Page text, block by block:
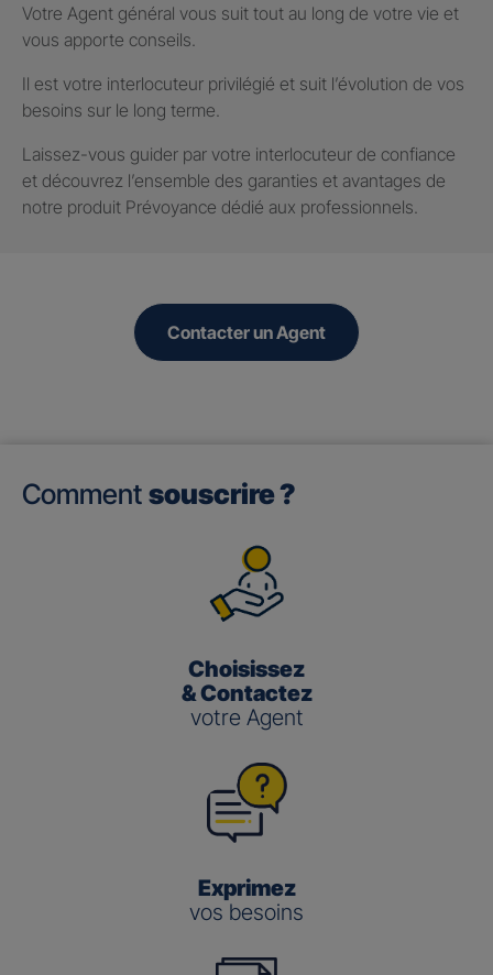
Votre Agent général vous suit tout au long de votre vie et
vous apporte conseils.
Il est votre interlocuteur privilégié et suit l’évolution de vos
besoins sur le long terme.
Laissez-vous guider par votre interlocuteur de confiance
et découvrez l’ensemble des garanties et avantages de
notre produit Prévoyance dédié aux professionnels.
Contacter un Agent
Comment souscrire ?
Choisissez
& Contactez
votre Agent
Exprimez
vos besoins